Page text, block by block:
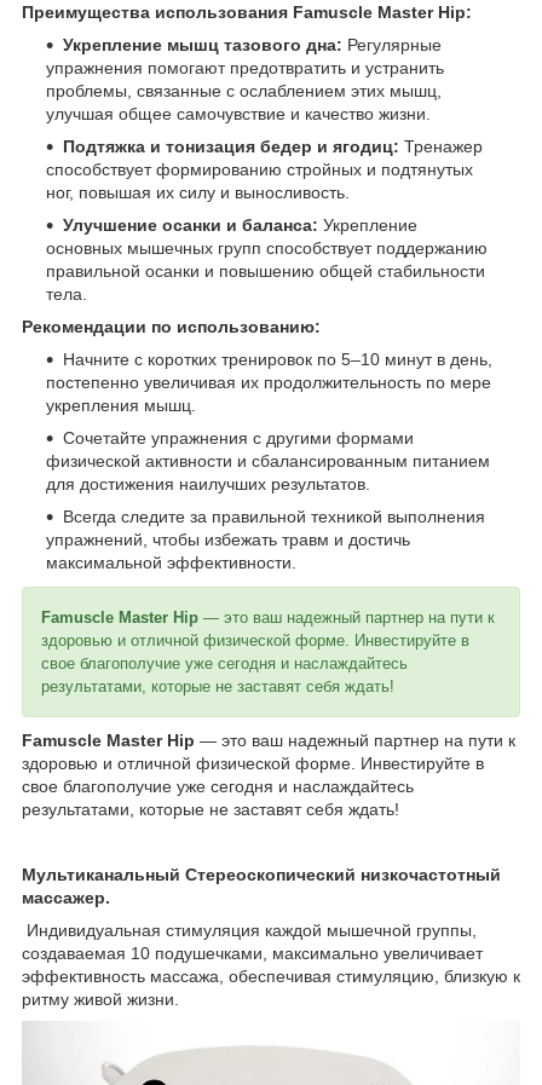
Преимущества использования Famuscle Master Hip:
Укрепление мышц тазового дна: Регулярные
упражнения помогают предотвратить и устранить
проблемы, связанные с ослаблением этих мышц,
улучшая общее самочувствие и качество жизни.
Подтяжка и тонизация бедер и ягодиц: Тренажер
способствует формированию стройных и подтянутых
ног, повышая их силу и выносливость.
Улучшение осанки и баланса: Укрепление
основных мышечных групп способствует поддержанию
правильной осанки и повышению общей стабильности
тела.
Рекомендации по использованию:
Начните с коротких тренировок по 5–10 минут в день,
постепенно увеличивая их продолжительность по мере
укрепления мышц.
Сочетайте упражнения с другими формами
физической активности и сбалансированным питанием
для достижения наилучших результатов.
Всегда следите за правильной техникой выполнения
упражнений, чтобы избежать травм и достичь
максимальной эффективности.
Famuscle Master Hip — это ваш надежный партнер на пути к
здоровью и отличной физической форме. Инвестируйте в
свое благополучие уже сегодня и наслаждайтесь
результатами, которые не заставят себя ждать!
Famuscle Master Hip — это ваш надежный партнер на пути к
здоровью и отличной физической форме. Инвестируйте в
свое благополучие уже сегодня и наслаждайтесь
результатами, которые не заставят себя ждать!
Мультиканальный Стереоскопический низкочастотный
массажер.
Индивидуальная стимуляция каждой мышечной группы,
создаваемая 10 подушечками, максимально увеличивает
эффективность массажа, обеспечивая стимуляцию, близкую к
ритму живой жизни.